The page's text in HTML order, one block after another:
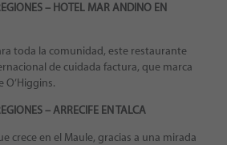
– HOTEL MAR ANDINO EN
toda la comunidad, este restaurante
de cuidada factura, que marca
O’Higgins.
– ARRECIFE EN TALCA
crece en el Maule, gracias a una mirada